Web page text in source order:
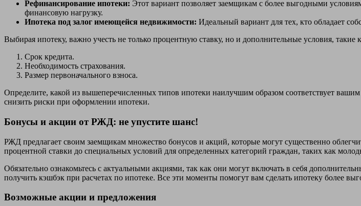
Рефинансирование ипотеки: Этот вариант позволяет заемщикам с более выгодными
финансовую нагрузку.
Ипотека под залог имеющейся недвижимости: Идеальный вариант для тех, кто обладает
Выбирая ипотеку, важно учесть не только процентную ставку, но и дополнительные условия, такие
Срок кредита.
Необходимость страхования.
Размер первоначального взноса.
Определите, какой из вышеперечисленных типов ипотеки наилучшим образом соответствует
снизить риски при оформлении ипотеки.
Бонусы и акции от РЖД: не упустите шанс!
РЖД предлагает своим заемщикам множество бонусов и акций, которые могут существенно
процентной ставки до специальных условий для определенных категорий граждан, таких как
Обязательно ознакомьтесь с актуальными акциями, так как они могут включать в себя
получить кэшбэк при расчетах по ипотеке. Все эти моменты помогут вам сделать ипотеку более
Возможные акции и предложения